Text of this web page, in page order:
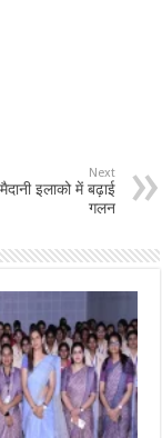
Next
इलाको में बढ़ाई
गलन